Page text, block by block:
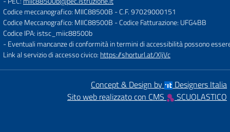
Codice meccanografico: MIIC88500B - C.F. 97029000151
Codice Meccanografico: MIIC88500B - Codice Fatturazione: UFG4BB
Codice IPA: istsc_miic88500b
- Eventuali mancanze di conformità in termini di accessibilità possono
Link al servizio di accesso civico: https://shorturl.at/XljVc
Concept & Design by
Designers Italia
Sito web realizzato con CMS
SCUOLASTICO